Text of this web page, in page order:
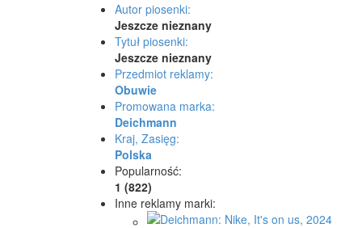
Autor piosenki:
Jeszcze nieznany
Tytuł piosenki:
Jeszcze nieznany
Przedmiot reklamy:
Obuwie
Promowana marka:
Deichmann
Kraj, Zasięg:
Polska
Popularność:
1 (822)
Inne reklamy marki: